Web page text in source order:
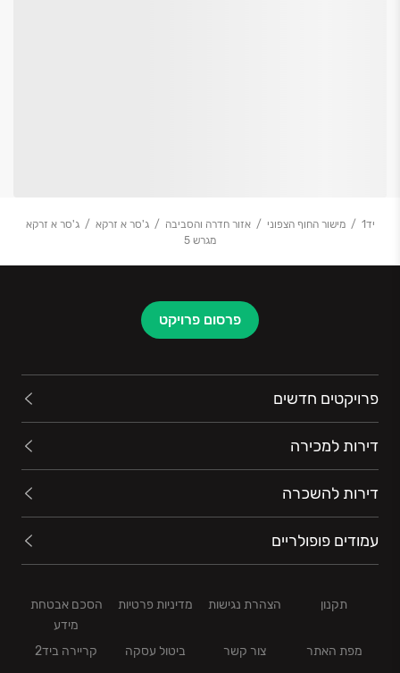
יד1 מישור החוף הצפוני אזור חדרה והסביבה ג'סר א זרקא
ג'סר א זרקא
מגרש 5
פרסום פרויקט
פרויקטים חדשים
דירות למכירה
דירות להשכרה
עמודים פופולריים
תקנון הצהרת נגישות מדיניות פרטיות
הסכם אבטחת
מידע
מפת האתר
צור קשר ביטול עסקה
קריירה ביד2